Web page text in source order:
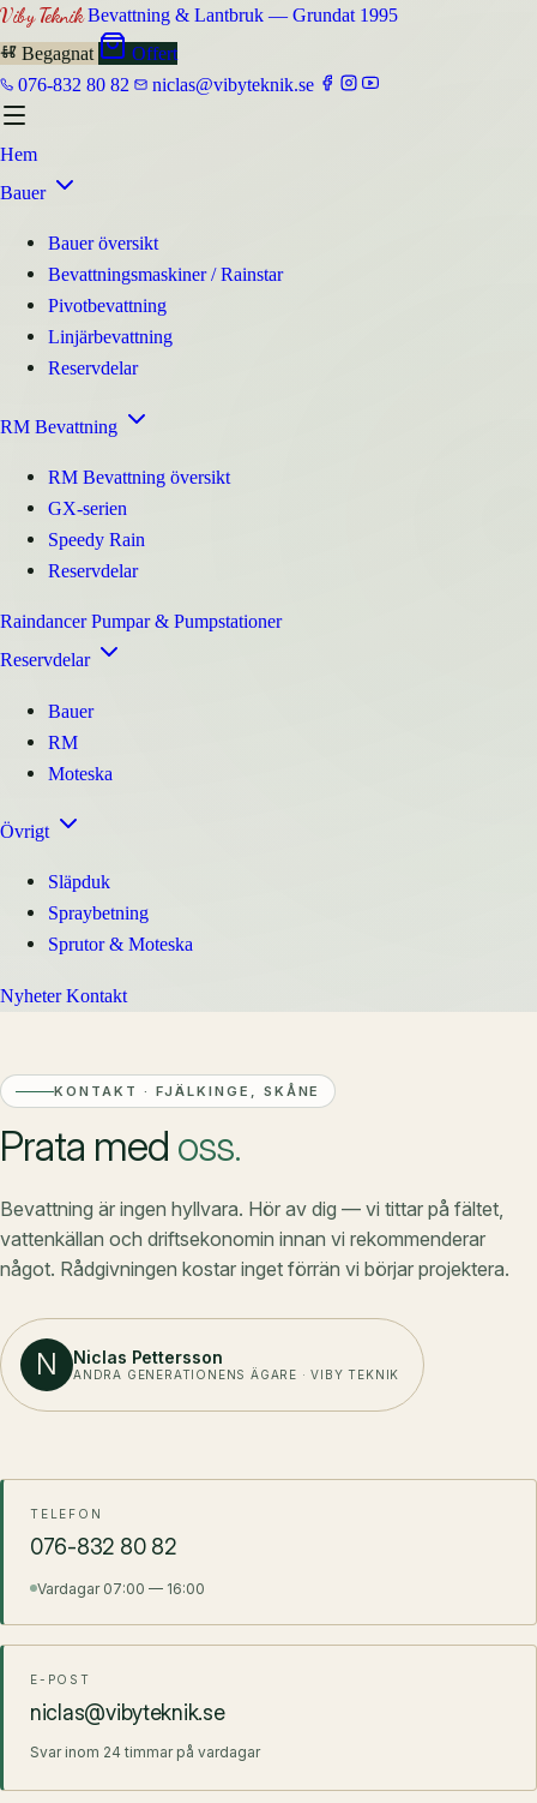
Viby TeknikBevattning & Lantbruk — Grundat 1995
Begagnat
Offert
076-832 80 82
niclas@vibyteknik.se
Hem
Bauer
Bauer översikt
Bevattningsmaskiner / Rainstar
Pivotbevattning
Linjärbevattning
Reservdelar
RM Bevattning
RM Bevattning översikt
GX-serien
Speedy Rain
Reservdelar
RaindancerPumpar & Pumpstationer
Reservdelar
Bauer
RM
Moteska
Övrigt
Släpduk
Spraybetning
Sprutor & Moteska
NyheterKontakt
KONTAKT · FJÄLKINGE, SKÅNE
Prata med oss.
Bevattning är ingen hyllvara. Hör av dig — vi tittar på fältet,
vattenkällan och driftsekonomin innan vi rekommenderar
något. Rådgivningen kostar inget förrän vi börjar projektera.
N Niclas Pettersson
ANDRA GENERATIONENS ÄGARE · VIBY TEKNIK
TELEFON
076-832 80 82
Vardagar 07:00 — 16:00
E-POST
niclas@vibyteknik.se
Svar inom 24 timmar på vardagar